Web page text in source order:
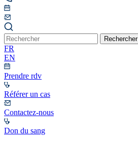
Rechercher
FR
EN
Prendre rdv
Référer un cas
Contactez-nous
Don du sang